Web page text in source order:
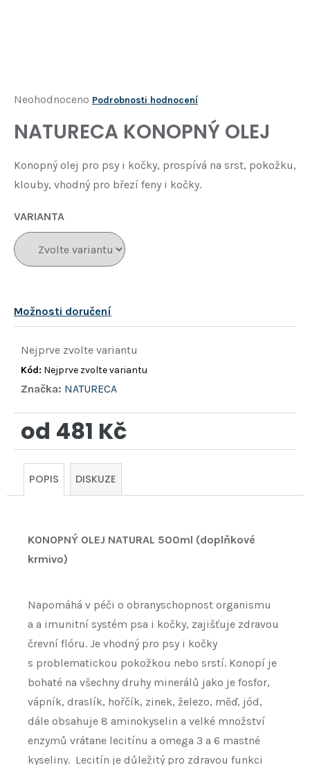
Průměrné
produktu
5
hvězdiček.
Neohodnoceno Podrobnosti hodnocení
NATURECA KONOPNÝ OLEJ
Konopný olej pro psy i kočky, prospívá na srst, pokožku,
klouby, vhodný pro březí feny i kočky.
VARIANTA
Možnosti doručení
Nejprve zvolte variantu
Kód: Nejprve zvolte variantu
Značka: NATURECA
od 481 Kč
Měrná
POPIS DISKUZE
KONOPNÝ OLEJ NATURAL 500ml (doplňkové
krmivo)
Napomáhá v péči o obranyschopnost organismu
a a imunitní systém psa i kočky, zajišťuje zdravou
črevní flóru. Je vhodný pro psy i kočky
s problematickou pokožkou nebo srstí. Konopí je
bohaté na všechny druhy minerálů jako je fosfor,
vápník, draslík, hořčík, zinek, železo, měď, jód,
dále obsahuje 8 aminokyselin a velké množství
enzymů vrátane lecitínu a omega 3 a 6 mastné
kyseliny. Lecitín je důležitý pro zdravou funkci
D
o
p
o
r
č
u
j
e